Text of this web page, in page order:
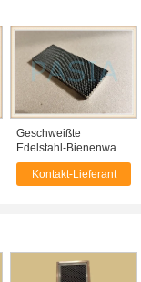
Geschweißte
Edelstahl-Bienenwabe
für Kühlturm-Filter
Kontakt-Lieferant